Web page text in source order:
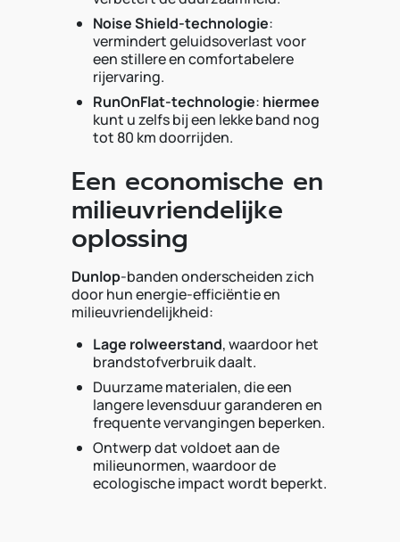
Noise Shield-technologie:
vermindert geluidsoverlast voor
een stillere en comfortabelere
rijervaring.
RunOnFlat-technologie: hiermee
kunt u zelfs bij een lekke band nog
tot 80 km doorrijden.
Een economische en
milieuvriendelijke
oplossing
Dunlop-banden onderscheiden zich
door hun energie-efficiëntie en
milieuvriendelijkheid:
Lage rolweerstand, waardoor het
brandstofverbruik daalt.
Duurzame materialen, die een
langere levensduur garanderen en
frequente vervangingen beperken.
Ontwerp dat voldoet aan de
milieunormen, waardoor de
ecologische impact wordt beperkt.